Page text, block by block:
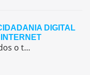
DIGITAL
Vivemos conectados o tempo todo — assistindo vídeos, jogando online, conversando com amigos e descobrindo novidades nas redes sociais. Mas será que sabemos usar tudo isso com segurança e consciência? 🤔. Este quiz interativo sobre Cidadania Digital foi criado para ajudar você a refletir sobre o uso responsável da internet, das redes sociais e dos […]